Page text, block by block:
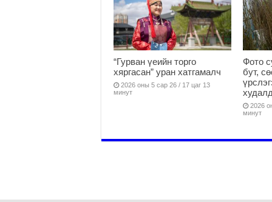
“Гурван үеийн торго
хяргасан” уран хатгамалч
2026 оны 5 сар 26 / 17 цаг 13
минут
Фото
бут,
2026
минут